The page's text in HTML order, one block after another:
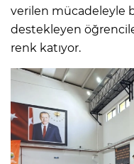
verilen mücadeleyle
destekleyen
renk katıyor.